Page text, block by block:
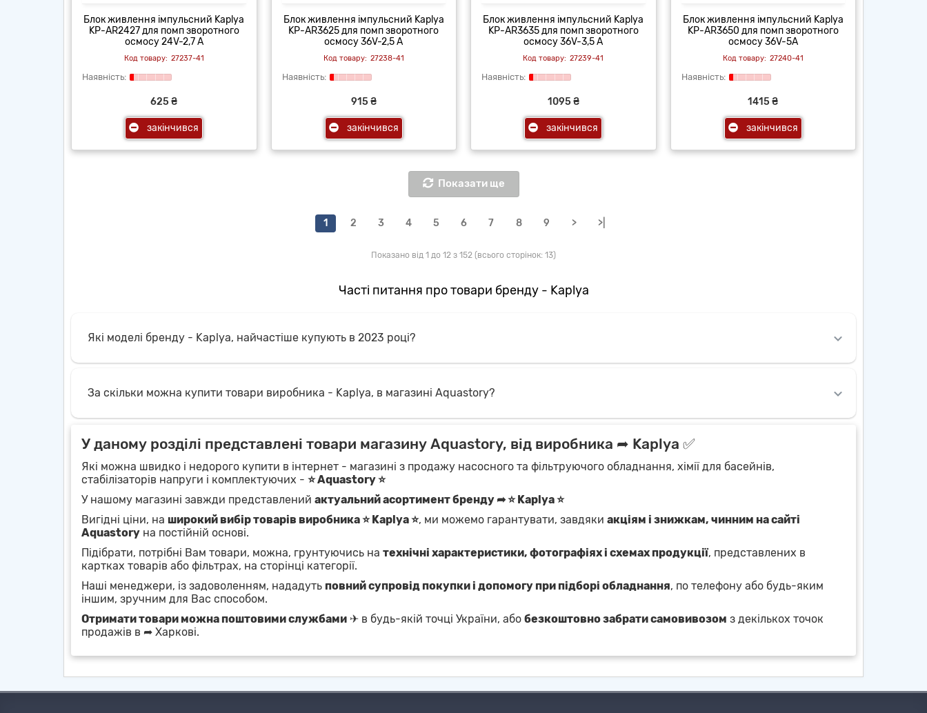
Блок живлення імпульсний Kaplya
KP-AR2427 для помп зворотного
осмосу 24V-2,7 A
27237-41
625 ₴
закінчився
Блок живлення імпульсний Kaplya
KP-AR3625 для помп зворотного
осмосу 36V-2,5 A
27238-41
915 ₴
закінчився
Блок живлення імпульсний Kaplya
KP-AR3635 для помп зворотного
осмосу 36V-3,5 A
27239-41
1095 ₴
закінчився
Блок живлення імпульсний Kaplya
KP-AR3650 для помп зворотного
осмосу 36V-5A
27240-41
1415 ₴
закінчився
Показати ще
1 2 3 4 5 6 7 8 9 > >|
Показано від 1 до 12 з 152 (всього сторінок: 13)
Часті питання про товари бренду - Kaplya
Які моделі бренду - Kaplya, найчастіше купують в 2023 році?
За скільки можна купити товари виробника - Kaplya, в магазині Aquastory?
У даному розділі представлені товари магазину Aquastory, від виробника ➦ Kaplya ✅
Які можна швидко і недорого купити в інтернет - магазині з продажу насосного та фільтруючого обладнання, хімії для басейнів,
стабілізаторів напруги і комплектуючих - ⭐ Aquastory ⭐
У нашому магазині завжди представлений актуальний асортимент бренду ➦ ⭐ Kaplya ⭐
Вигідні ціни, на широкий вибір товарів виробника ⭐ Kaplya ⭐, ми можемо гарантувати, завдяки акціям і знижкам, чинним на сайті
Aquastory на постійній основі.
Підібрати, потрібні Вам товари, можна, грунтуючись на технічні характеристики, фотографіях і схемах продукції, представлених в
картках товарів або фільтрах, на сторінці категорії.
Наші менеджери, із задоволенням, нададуть повний супровід покупки і допомогу при підборі обладнання, по телефону або будь-яким
іншим, зручним для Вас способом.
Отримати товари можна поштовими службами ✈ в будь-якій точці України, або безкоштовно забрати самовивозом з декількох точок
продажів в ➦ Харкові.